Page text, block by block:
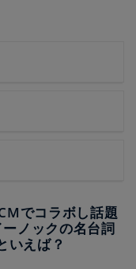
でコラボし話題
ノックの名台詞
いえば？